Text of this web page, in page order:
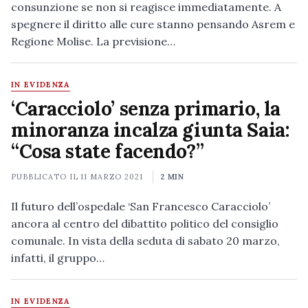
consunzione se non si reagisce immediatamente. A
spegnere il diritto alle cure stanno pensando Asrem e
Regione Molise. La previsione…
IN EVIDENZA
‘Caracciolo’ senza primario, la
minoranza incalza giunta Saia:
“Cosa state facendo?”
PUBBLICATO IL11 MARZO 2021 2 MIN
Il futuro dell’ospedale ‘San Francesco Caracciolo’
ancora al centro del dibattito politico del consiglio
comunale. In vista della seduta di sabato 20 marzo,
infatti, il gruppo…
IN EVIDENZA